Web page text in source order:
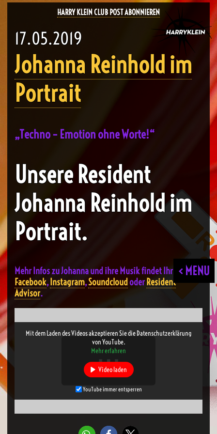
HARRY KLEIN CLUB POST ABONNIEREN
< MENU
17.05.2019
Johanna Reinhold im
Portrait
„Techno – Emotion ohne Worte!“
Unsere Resident
Johanna Reinhold im
Portrait.
Mehr Infos zu Johanna und ihre Musik findet Ihr auf
Facebook, Instagram,Soundcloud oder Resident
Advisor.
Mit dem Laden des Videos akzeptieren Sie die Datenschutzerklärung
von YouTube.
Mehr erfahren
Video laden
YouTube immer entsperren